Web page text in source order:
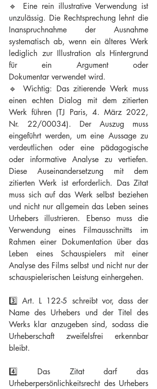
🔹 Eine rein illustrative Verwendung ist
unzulässig. Die Rechtsprechung lehnt die
Inanspruchnahme der Ausnahme
systematisch ab, wenn ein älteres Werk
lediglich zur Illustration als Hintergrund
für ein Argument oder
Dokumentar verwendet wird.
🔹 Wichtig: Das zitierende Werk muss
einen echten Dialog mit dem zitierten
Werk führen (TJ Paris, 4. März 2022,
Nr. 22/00034). Der Auszug muss
eingeführt werden, um eine Aussage zu
verdeutlichen oder eine pädagogische
oder informative Analyse zu vertiefen.
Diese Auseinandersetzung mit dem
zitierten Werk ist erforderlich. Das Zitat
muss sich auf das Werk selbst beziehen
und nicht nur allgemein das Leben seines
Urhebers illustrieren. Ebenso muss die
Verwendung eines Filmausschnitts im
Rahmen einer Dokumentation über das
Leben eines Schauspielers mit einer
Analyse des Films selbst und nicht nur der
schauspielerischen Leistung einhergehen.
3️⃣ Art. L 122-5 schreibt vor, dass der
Name des Urhebers und der Titel des
Werks klar anzugeben sind, sodass die
Urheberschaft zweifelsfrei erkennbar
bleibt.
4️⃣ Das Zitat darf das
Urheberpersönlichkeitsrecht des Urhebers